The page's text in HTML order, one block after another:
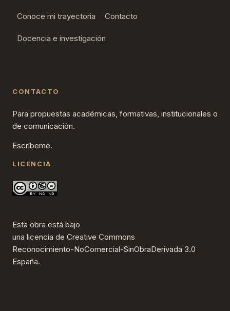
Conoce mi trayectoria Contacto
Docencia e investigación
CONTACTO
Para propuestas académicas, formativas, institucionales o
de comunicación.
Escríbeme.
LICENCIA
Esta obra está bajo
una licencia de Creative Commons
Reconocimiento-NoComercial-SinObraDerivada 3.0
España.